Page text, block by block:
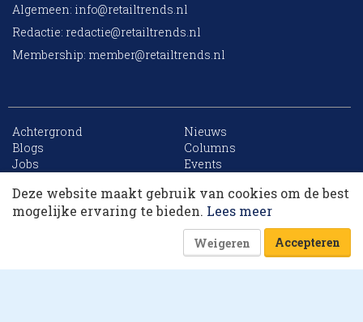
Algemeen: info@retailtrends.nl
Redactie: redactie@retailtrends.nl
Membership: member@retailtrends.nl
Achtergrond
Nieuws
Blogs
Columns
Jobs
Events
Archief
Sitemap
Website is powered by
Deze website maakt gebruik van cookies om de best
mogelijke ervaring te bieden. Lees meer
Weigeren Accepteren
10 collega’s
Korting op events